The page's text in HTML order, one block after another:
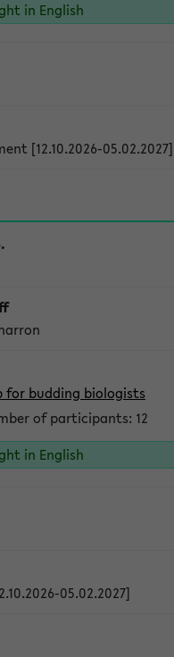
in English
[12.10.2026-05.02.2027]
for budding biologists
of participants: 12
in English
05.02.2027]